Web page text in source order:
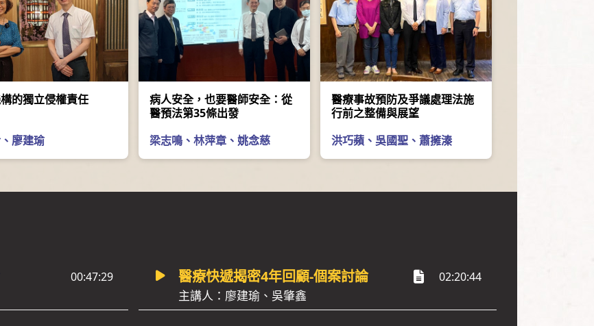
的獨立侵權責任
、 廖建瑜
病人安全，也要醫師安全：從
醫預法第35條出發
梁志鳴、 林萍章、 姚念慈
醫療事故預防及爭議處理法施
行前之整備與展望
洪巧蘋、 吳國聖、 蕭擁溱
00:47:29 醫療快遞揭密4年回顧-個案討論
主講人：廖建瑜、吳肇鑫
02:20:44